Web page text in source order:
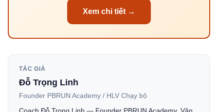
Xem chi tiết →
TÁC GIẢ
Đỗ Trọng Linh
Founder PBRUN Academy / HLV Chạy bộ